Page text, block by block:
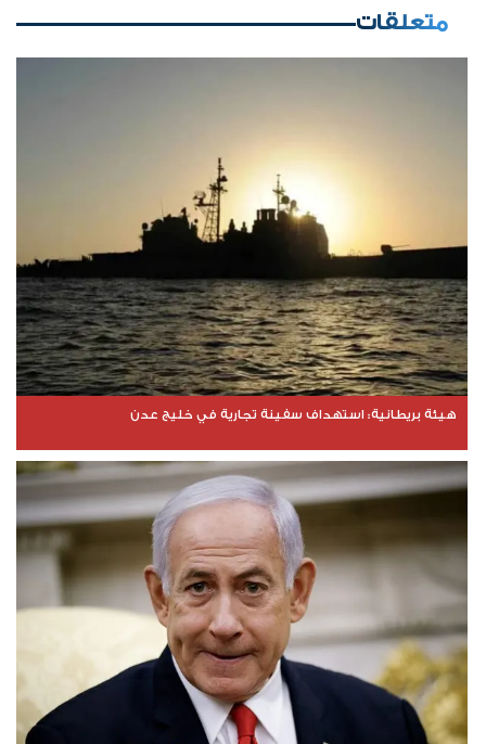
متعلقات
هيئة بريطانية: استهداف سفينة تجارية في خليج عدن